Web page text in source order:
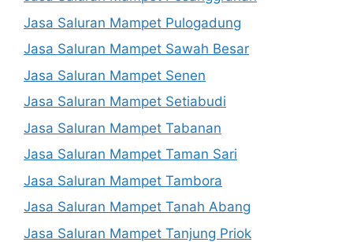
Jasa Saluran Mampet Pulogadung
Jasa Saluran Mampet Sawah Besar
Jasa Saluran Mampet Senen
Jasa Saluran Mampet Setiabudi
Jasa Saluran Mampet Tabanan
Jasa Saluran Mampet Taman Sari
Jasa Saluran Mampet Tambora
Jasa Saluran Mampet Tanah Abang
Jasa Saluran Mampet Tanjung Priok